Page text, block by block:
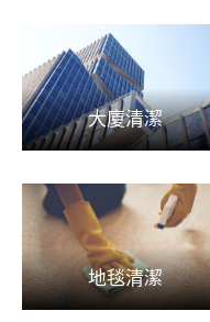
大廈清潔
地毯清潔